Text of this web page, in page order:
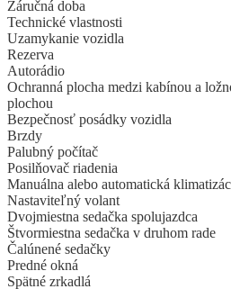
Záručná doba
Technické vlastnosti
Uzamykanie vozidla
Rezerva
Autorádio
Ochranná plocha medzi kabínou a
plochou
Bezpečnosť posádky vozidla
Brzdy
Palubný počítač
Posilňovač riadenia
Manuálna alebo automatická
Nastaviteľný volant
Dvojmiestna sedačka spolujazdca
Štvormiestna sedačka v druhom rade
Čalúnené sedačky
Predné okná
Spätné zrkadlá